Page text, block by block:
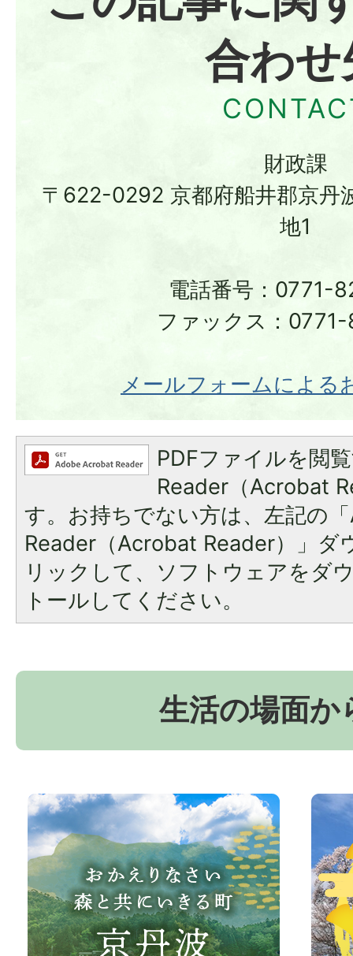
合わせ
財政課
〒622-0292 京都府船井郡京丹
地1
電話番号：0771-
ファックス：
メールフォームによる
PDFファイルを閲
Reader（Acrobat
す。お持ちでない方は、左記の
Reader（Acrobat Reader）」ダ
リックして、ソフトウェアをダ
トールしてください。
生活の場面か
お
か
え
り
な
京
波
町
観